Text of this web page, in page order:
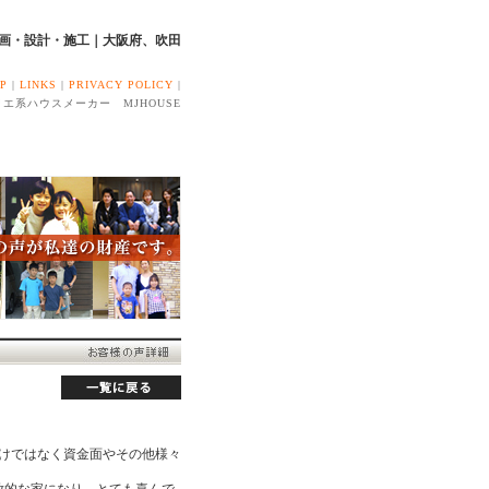
・設計・施工｜大阪府、吹田
| LINKS | PRIVACY POLICY |
エ系ハウスメーカー MJHOUSE
ではなく資金面やその他様々